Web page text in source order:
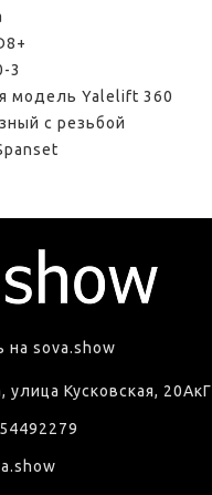
3
модель Yalelift 360
с резьбой
на sova.show
Кусковская, 20АкГ